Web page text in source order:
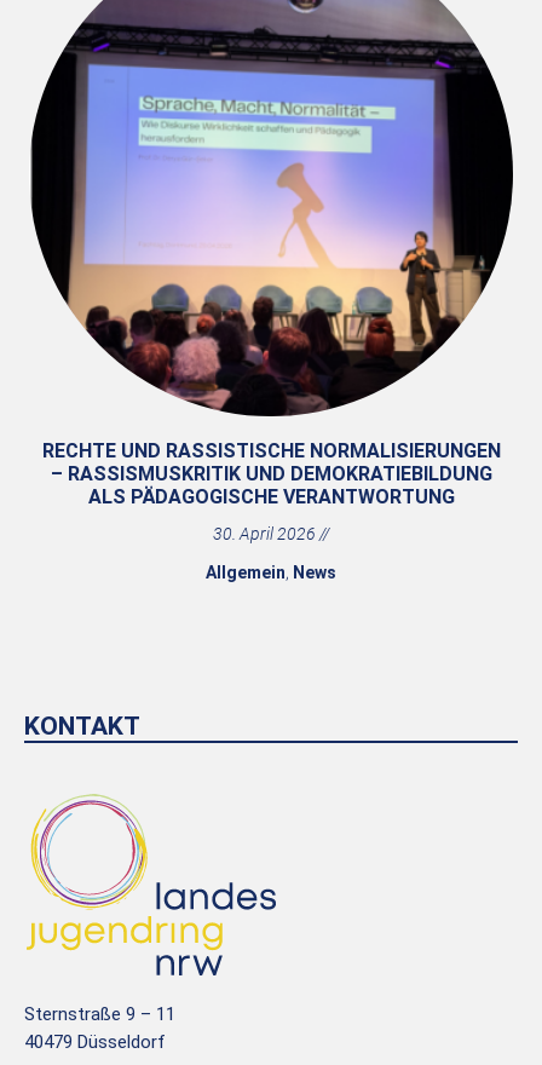
RECHTE UND RASSISTISCHE NORMALISIERUNGEN
– RASSISMUSKRITIK UND DEMOKRATIEBILDUNG
ALS PÄDAGOGISCHE VERANTWORTUNG
30. April 2026
Allgemein, News
KONTAKT
Sternstraße 9 – 11
40479 Düsseldorf